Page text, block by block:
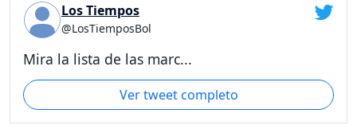
Los Tiempos
@LosTiemposBol
Mira la lista de las marc...
Ver tweet completo